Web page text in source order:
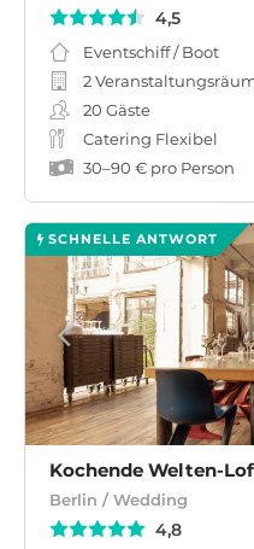
4,5
Eventschiff / Boot
2
20 Gäste
Catering Flexibel
30–90 € pro Person
SCHNELLE ANTWORT
Kochende Welten-
Berlin / Wedding
4,8